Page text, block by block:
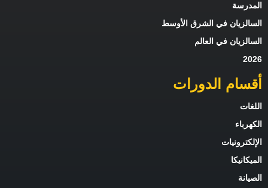
المدرسة
السالزيان في الشرق الأوسط
السالزيان في العالم
2026
أقسام الدورات
اللغات
الكهرباء
الإلكترونيات
الميكانيكا
الصيانة